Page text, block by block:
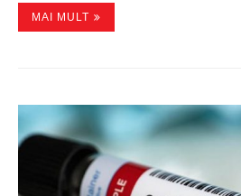
MAI MULT